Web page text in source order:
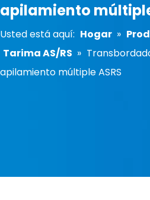
apilamiento múltiple
Usted está aquí: Hogar »
Tarima AS/RS »
apilamiento múltiple ASRS